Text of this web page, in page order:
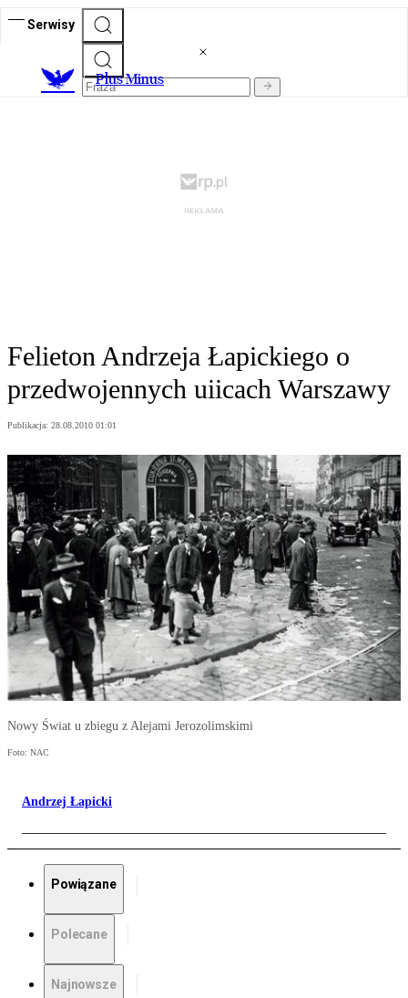
Serwisy
Plus Minus
Felieton Andrzeja Łapickiego o
przedwojennych uiicach Warszawy
Publikacja: 28.08.2010 01:01
Nowy Świat u zbiegu z Alejami Jerozolimskimi
Foto: NAC
Andrzej Łapicki
Powiązane
Polecane
Najnowsze